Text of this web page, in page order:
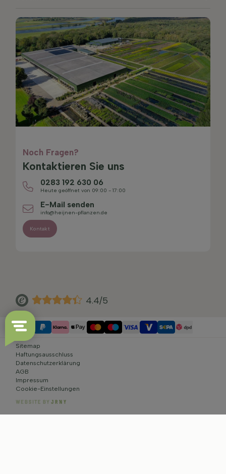
Noch Fragen?
Kontaktieren Sie uns
0283 192 630 06
Heute geöffnet von 09:00 - 17:00
E-Mail senden
info@heijnen-pflanzen.de
Kontakt
4.4/5
Sitemap
Haftungsausschluss
Datenschutzerklärung
AGB
Impressum
Cookie-Einstellungen